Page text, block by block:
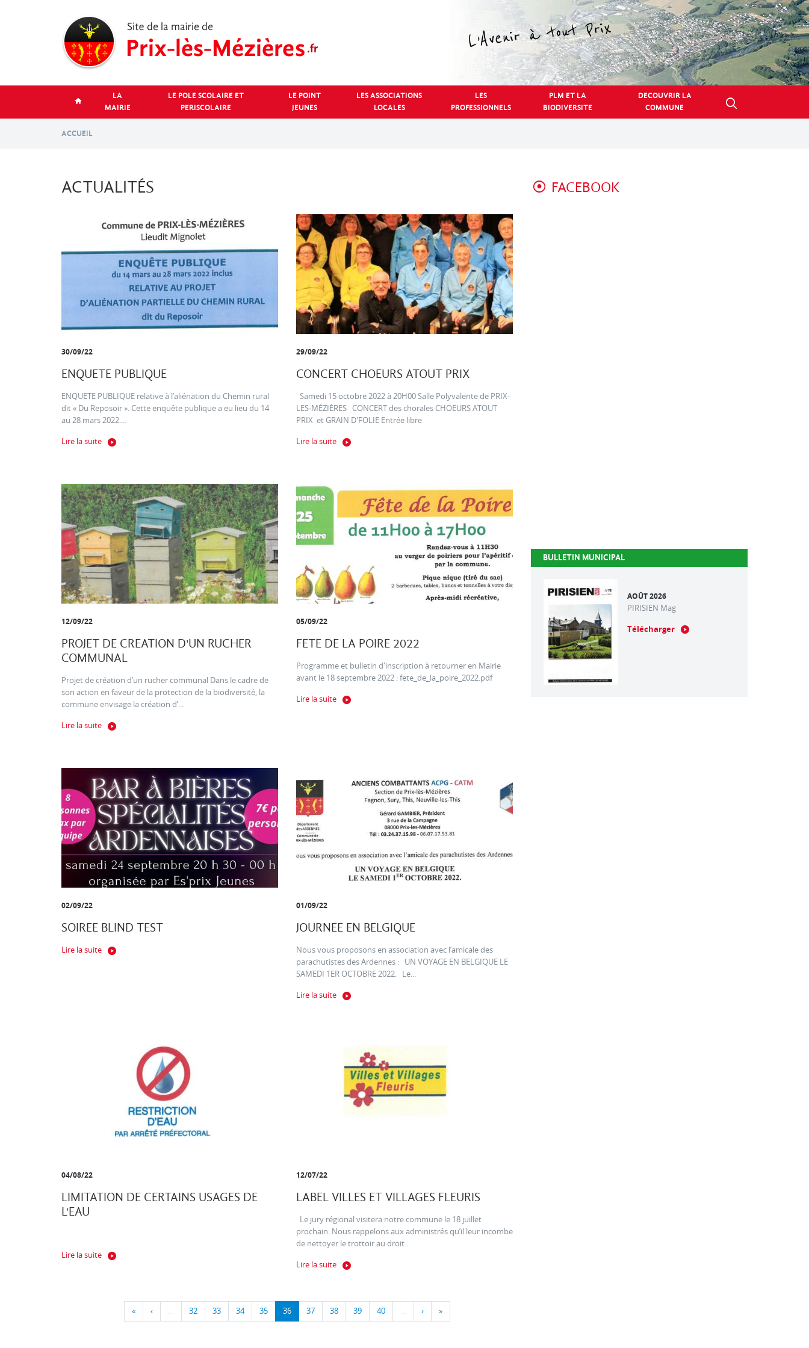
LA
MAIRIE
LE POLE SCOLAIRE ET
PERISCOLAIRE
LE POINT
JEUNES
LES ASSOCIATIONS
LOCALES
LES
PROFESSIONNELS
PLM ET LA
BIODIVERSITE
DECOUVRIR LA
COMMUNE
ACCUEIL
ACTUALITÉS
30/09/22
ENQUETE PUBLIQUE
ENQUETE PUBLIQUE relative à l’aliénation du Chemin rural
dit « Du Reposoir ». Cette enquête publique a eu lieu du 14
au 28 mars 2022....
Lire la suite
29/09/22
CONCERT CHOEURS ATOUT PRIX
Samedi 15 octobre 2022 à 20H00 Salle Polyvalente de PRIX-
LES-MÉZIÈRES CONCERT des chorales CHOEURS ATOUT
PRIX et GRAIN D'FOLIE Entrée libre
Lire la suite
12/09/22
PROJET DE CREATION D'UN RUCHER
COMMUNAL
Projet de création d’un rucher communal Dans le cadre de
son action en faveur de la protection de la biodiversité, la
commune envisage la création d’...
Lire la suite
05/09/22
FETE DE LA POIRE 2022
Programme et bulletin d'inscription à retourner en Mairie
avant le 18 septembre 2022 : fete_de_la_poire_2022.pdf
Lire la suite
02/09/22
SOIREE BLIND TEST
Lire la suite
01/09/22
JOURNEE EN BELGIQUE
Nous vous proposons en association avec l’amicale des
parachutistes des Ardennes : UN VOYAGE EN BELGIQUE LE
SAMEDI 1ER OCTOBRE 2022. Le...
Lire la suite
04/08/22
LIMITATION DE CERTAINS USAGES DE
L'EAU
Lire la suite
12/07/22
LABEL VILLES ET VILLAGES FLEURIS
Le jury régional visitera notre commune le 18 juillet
prochain. Nous rappelons aux administrés qu’il leur incombe
de nettoyer le trottoir au droit...
Lire la suite
« ‹ … 32 33 34 35 36 37 38 39 40 … › »
FACEBOOK
BULLETIN MUNICIPAL
AOÛT 2026
PIRISIEN Mag
Télécharger